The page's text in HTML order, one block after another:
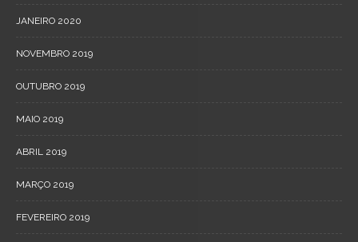
JANEIRO 2020
NOVEMBRO 2019
OUTUBRO 2019
MAIO 2019
ABRIL 2019
MARÇO 2019
FEVEREIRO 2019